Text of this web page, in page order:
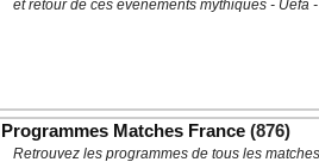
et retour de ces événements mythiques - Uefa -
Programmes Matches France (876)
Retrouvez les programmes de tous les